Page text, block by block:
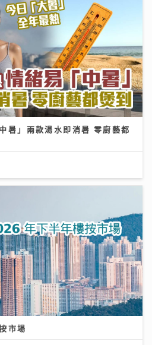
暑」兩款湯水即消暑 零廚藝都
市場